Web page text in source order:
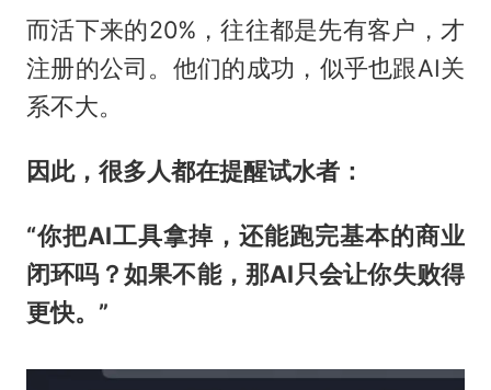
而活下来的20%，往往都是先有客户，才
注册的公司。他们的成功，似乎也跟AI关
系不大。
因此，很多人都在提醒试水者：
“你把AI工具拿掉，还能跑完基本的商业
闭环吗？如果不能，那AI只会让你失败得
更快。”